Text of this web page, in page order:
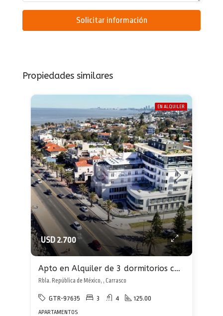
Solicitar información
Propiedades similares
EN ALQUILER
USD 2.700
Apto en Alquiler de 3 dormitorios con garaje en Carrasco sobre rambla al frente
Rbla. República de México, , Carrasco
GTR-97635 3 4 125.00
APARTAMENTOS